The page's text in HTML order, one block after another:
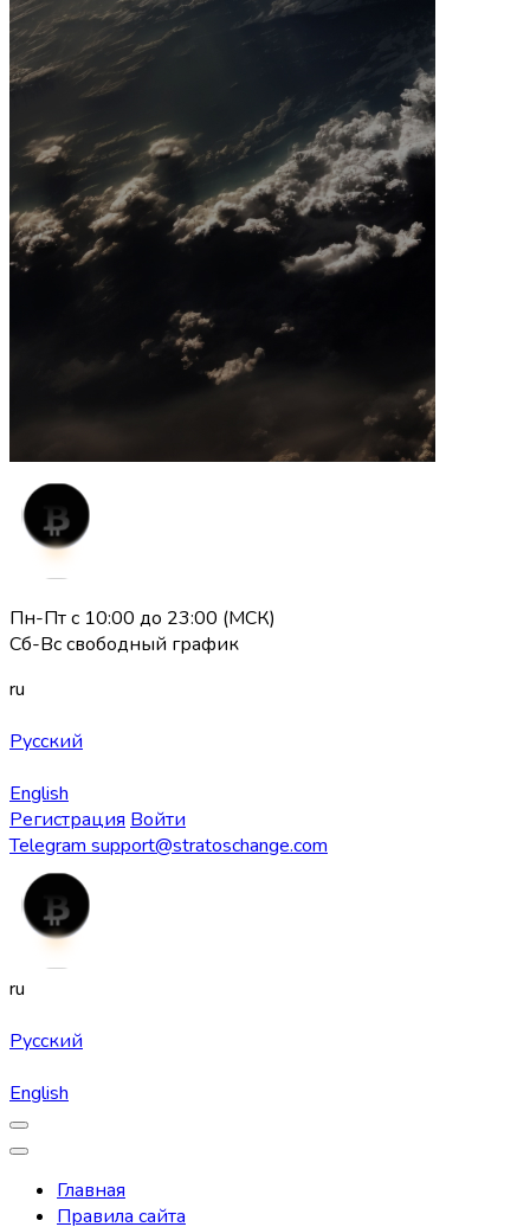
Пн-Пт с 10:00 до 23:00 (МСК)
Сб-Вс свободный график
ru
Русский
English
Регистрация Войти
Telegram support@stratoschange.com
ru
Русский
English
Главная
Правила сайта